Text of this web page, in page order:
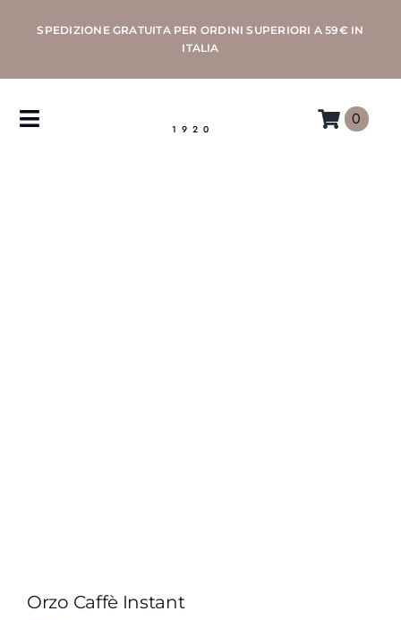
SPEDIZIONE GRATUITA PER ORDINI SUPERIORI A 59€ IN
ITALIA
1920
Toggle
0
Orzo Caffè Instant